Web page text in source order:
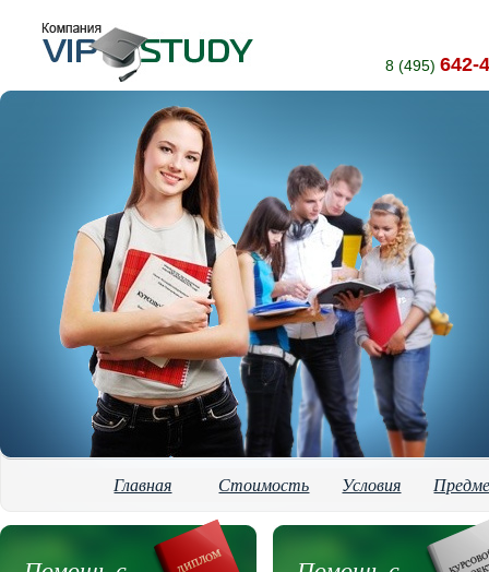
8 (495) 642-
Главная Стоимость Условия